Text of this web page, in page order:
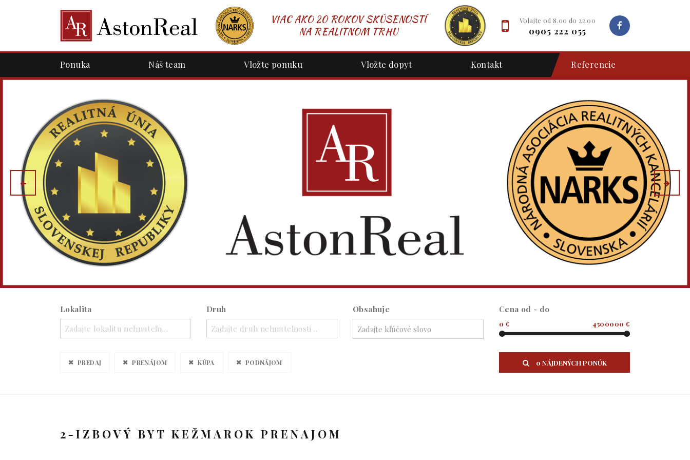
VIAC AKO 20 ROKOV SKÚSENOSTÍ
NA REALITNOM TRHU
Volajte od 8.00 do 22.00
0905 222 055
Ponuka Náš team Vložte ponuku Vložte dopyt Kontakt Referencie
Lokalita
Zadajte lokalitu nehnuteľnosti ..
Druh
Zadajte druh nehnuteľnosti ..
Obsahuje Cena od - do
0 € 4500000 €
PREDAJ PRENÁJOM KÚPA PODNÁJOM 0 NÁJDENÝCH PONÚK
2-IZBOVÝ BYT KEŽMAROK PRENAJOM